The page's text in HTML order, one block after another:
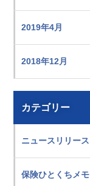
2019年4月
2018年12月
カテゴリー
ニュースリリース
保険ひとくちメモ